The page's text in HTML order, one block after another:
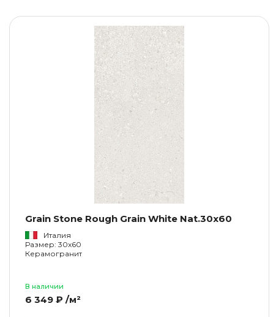
Grain Stone Rough Grain White Nat.30x60
Италия
Размер: 30x60
Керамогранит
В наличии
6 349 ₽ /м²